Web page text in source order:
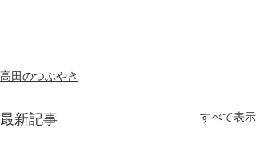
高田のつぶやき
最新記事 すべて表示